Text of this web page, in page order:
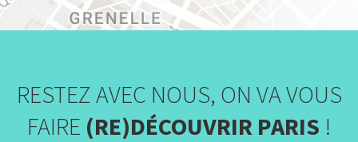
RESTEZ AVEC NOUS, ON VA VOUS
FAIRE (RE)DÉCOUVRIR PARIS !